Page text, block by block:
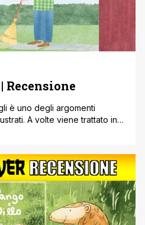
Recensione
è uno degli argomenti
A volte viene trattato in
Nel libro di cui vi andremo a